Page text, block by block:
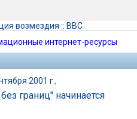
возмездия :: ВВС
интернет-ресурсы
2001 г.,
границ" начинается